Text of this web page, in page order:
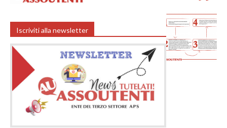
Iscriviti alla newsletter